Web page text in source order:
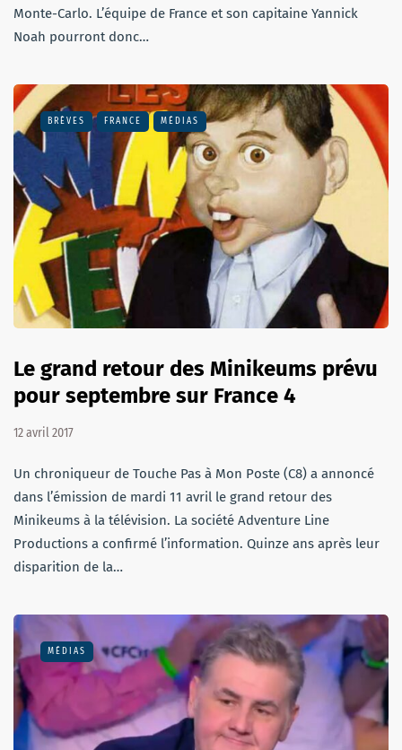
Monte-Carlo. L’équipe de France et son capitaine Yannick
Noah pourront donc…
BRÈVES FRANCE MÉDIAS
Le grand retour des Minikeums prévu
pour septembre sur France 4
12 avril 2017
Un chroniqueur de Touche Pas à Mon Poste (C8) a annoncé
dans l’émission de mardi 11 avril le grand retour des
Minikeums à la télévision. La société Adventure Line
Productions a confirmé l’information. Quinze ans après leur
disparition de la…
MÉDIAS